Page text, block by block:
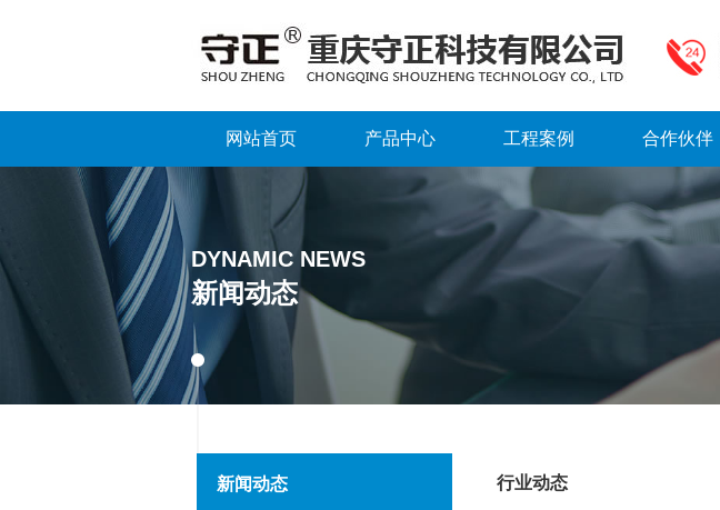
网站首页 产品中心 工程案例 合作伙伴
DYNAMIC NEWS
新闻动态
新闻动态 行业动态